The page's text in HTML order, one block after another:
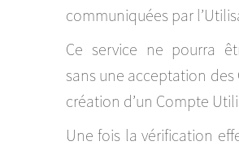
communiquées par
Ce service ne pourra
sans une acceptation des
création d’un Compte
Une fois la vérification